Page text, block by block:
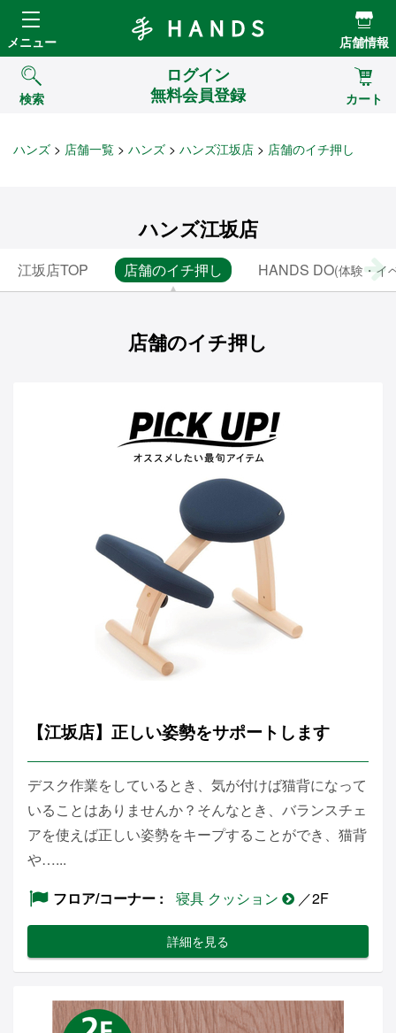
Hands ハンズ
メニュー 店舗情報
検索
ログイン
無料会員登録
カート
ハンズ 店舗一覧 ハンズ ハンズ江坂店 店舗のイチ押し
ハンズ江坂店
江坂店TOP 店舗のイチ押し HANDS DO(体験・イ
店舗のイチ押し
【江坂店】正しい姿勢をサポートします
デスク作業をしているとき、気が付けば猫背になって
いることはありませんか？そんなとき、バランスチェ
アを使えば正しい姿勢をキープすることができ、猫背
や…...
フロア/コーナー
寝具 クッション ／2F
詳細を見る